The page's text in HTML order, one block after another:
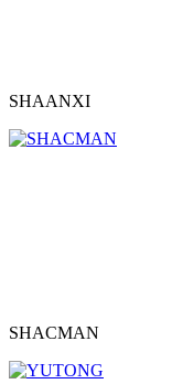
SHAANXI
SHACMAN